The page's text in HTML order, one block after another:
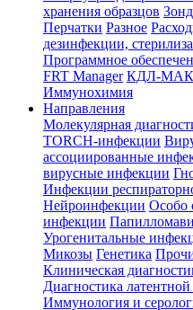
хранения образцов
Перчатки Разное
дезинфекции,
Программное
FRT Manager КДЛ-
Иммунохимия
Направления
Молекулярная
TORCH-инфекции
ассоциированные
вирусные инфекции
Инфекции
Нейроинфекции Особо
инфекции
Урогенитальные
Микозы Генетика
Клиническая
Диагностика
Иммунология и